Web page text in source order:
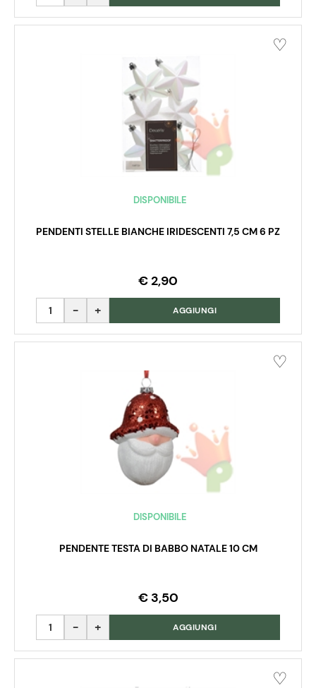
DISPONIBILE
PENDENTI STELLE BIANCHE IRIDESCENTI 7,5 CM 6 PZ
€ 2,90
Quantità AGGIUNGI
DISPONIBILE
PENDENTE TESTA DI BABBO NATALE 10 CM
€ 3,50
Quantità AGGIUNGI